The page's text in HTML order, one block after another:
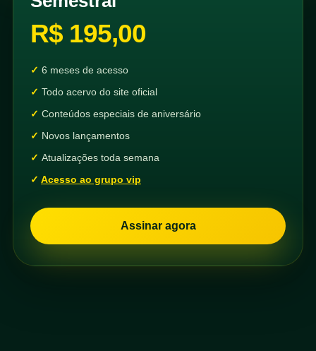
R$ 195,00
6 meses de acesso
Todo acervo do site oficial
Conteúdos especiais de aniversário
Novos lançamentos
Atualizações toda semana
Acesso ao grupo vip
Assinar agora